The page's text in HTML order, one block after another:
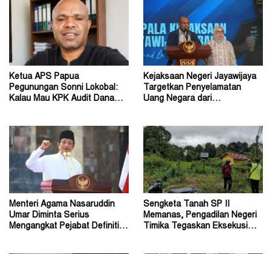
Ketua APS Papua
Pegunungan Sonni Lokobal:
Kalau Mau KPK Audit Dana
Kejaksaan Negeri Jayawijaya
Targetkan Penyelamatan
Uang Negara dari
Menteri Agama Nasaruddin
Umar Diminta Serius
Mengangkat Pejabat Definitif
Sengketa Tanah SP II
Memanas, Pengadilan Negeri
Timika Tegaskan Eksekusi